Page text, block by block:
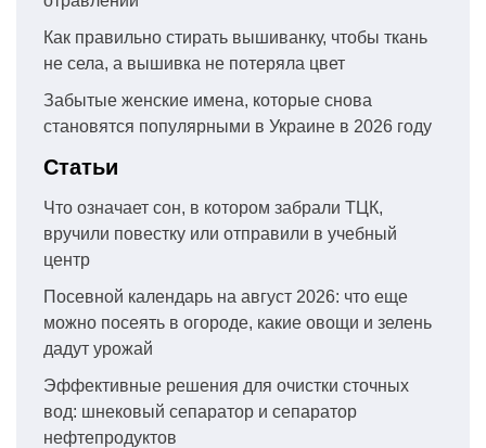
Как правильно стирать вышиванку, чтобы ткань
не села, а вышивка не потеряла цвет
Забытые женские имена, которые снова
становятся популярными в Украине в 2026 году
Статьи
Что означает сон, в котором забрали ТЦК,
вручили повестку или отправили в учебный
центр
Посевной календарь на август 2026: что еще
можно посеять в огороде, какие овощи и зелень
дадут урожай
Эффективные решения для очистки сточных
вод: шнековый сепаратор и сепаратор
нефтепродуктов